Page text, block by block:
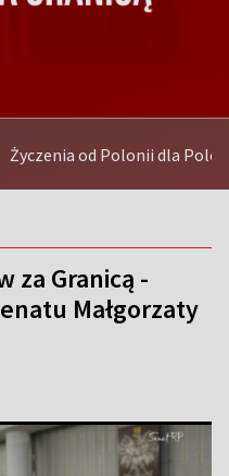
Życzenia od Polonii dla
za Granicą -
Małgorzaty